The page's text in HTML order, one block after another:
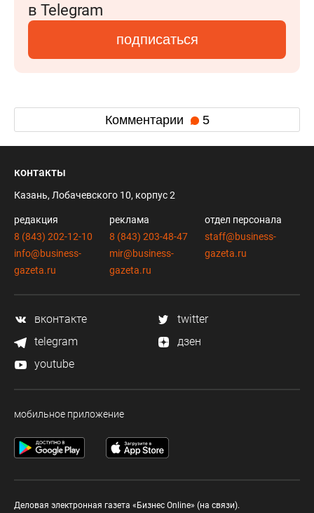
в Telegram
подписаться
Комментарии 5
контакты
Казань, Лобачевского 10, корпус 2
редакция
8 (843) 202-12-10
info@business-
gazeta.ru
реклама
8 (843) 203-48-47
mir@business-
gazeta.ru
отдел персонала
staff@business-
gazeta.ru
вконтакте
twitter
telegram
дзен
youtube
мобильное приложение
Деловая электронная газета «Бизнес Online» (на связи).